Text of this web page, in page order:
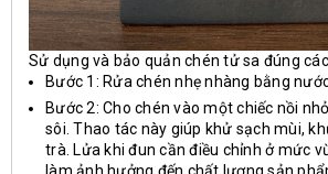
Sử dụng và bảo quản chén tử sa đúng
Bước 1: Rửa chén nhẹ nhàng bằng
Bước 2: Cho chén vào một chiếc nồi
sôi. Thao tác này giúp khử sạch mùi,
trà. Lửa khi đun cần điều chỉnh ở mức